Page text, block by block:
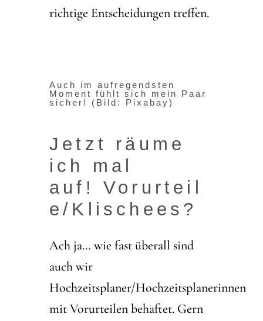
richtige Entscheidungen treffen.
Auch im aufregendsten
Moment fühlt sich mein Paar
sicher! (Bild: Pixabay)
Jetzt räume
ich mal
auf!
Vorurteil
e/Klischees?
Ach ja… wie fast überall sind
auch wir
Hochzeitsplaner/Hochzeitsplanerinnen
mit Vorurteilen behaftet. Gern